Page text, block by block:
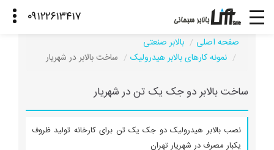
صفحه اصلی
بالابر صنعتی
نمونه کارهای بالابر هیدرولیک
ساخت بالابر در شهریار
ساخت بالابر دو جک یک تن در شهریار
نصب بالابر هیدرولیک دو جک یک تن برای کارخانه تولید ظروف
یکبار مصرف در شهریار تهران